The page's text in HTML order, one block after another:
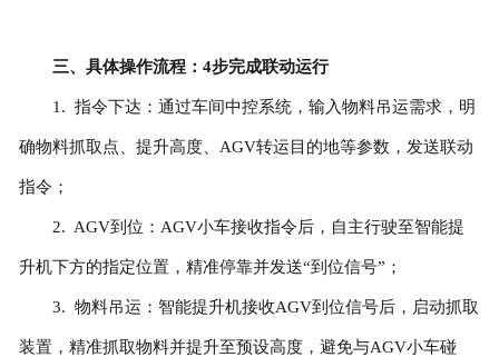
三、具体操作流程：4步完成联动运行
1. 指令下达：通过车间中控系统，输入物料吊运需求，明
确物料抓取点、提升高度、AGV转运目的地等参数，发送联动
指令；
2. AGV到位：AGV小车接收指令后，自主行驶至智能提
升机下方的指定位置，精准停靠并发送“到位信号”；
3. 物料吊运：智能提升机接收AGV到位信号后，启动抓取
装置，精准抓取物料并提升至预设高度，避免与AGV小车碰